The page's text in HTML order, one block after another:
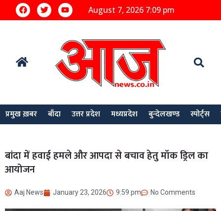
August 7, 2026 7:09 pm
प्रमुख ख़बर बाँदा उत्तर प्रदेश मध्यप्रदेश बुन्देलखण्ड स्पोर्ट्स
बांदा में हवाई हमले और आपदा से बचाव हेतु मॉक ड्रिल का
आयोजन
Aaj News January 23, 2026 9:59 pm No Comments